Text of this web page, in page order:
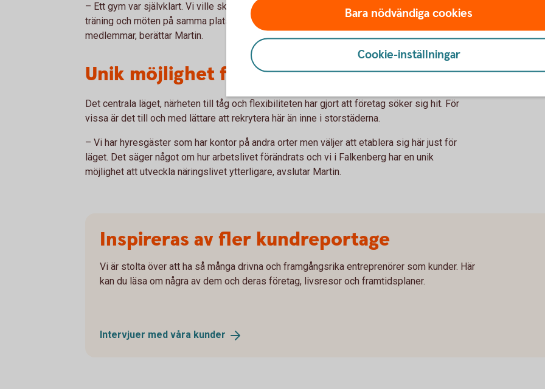
– Ett gym var självklart. Vi ville skapa en levande byggnad där man kan få både jobb,
träning och möten på samma plats. Gymmet är byggt för att rymma upp till 5 000
medlemmar, berättar Martin.
Unik möjlighet för Falkenberg
Det centrala läget, närheten till tåg och flexibiliteten har gjort att företag söker sig hit. För
vissa är det till och med lättare att rekrytera här än inne i storstäderna.
– Vi har hyresgäster som har kontor på andra orter men väljer att etablera sig här just för
läget. Det säger något om hur arbetslivet förändrats och vi i Falkenberg har en unik
möjlighet att utveckla näringslivet ytterligare, avslutar Martin.
Inspireras av fler kundreportage
Vi är stolta över att ha så många drivna och framgångsrika entreprenörer som kunder. Här
kan du läsa om några av dem och deras företag, livsresor och framtidsplaner.
Intervjuer med våra kunder
Bara nödvändiga cookies
Cookie-inställningar